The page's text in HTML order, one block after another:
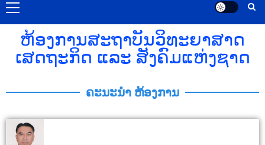
ຫ້ອງການສະຖາບັນວິທະຍາສາດ
ເສດຖະກິດ ແລະ ສັງຄົມແຫ່ງຊາດ
ຄະນະນຳ ຫ້ອງການ